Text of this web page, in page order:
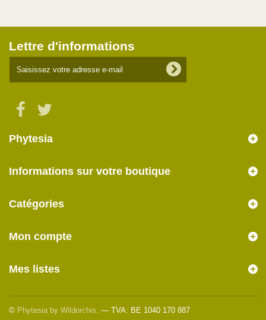
Lettre d'informations
Phytesia
© Phytesia by Wildorchis. — TVA: BE 1040 170 887
Informations sur votre boutique
Catégories
Mon compte
Mes listes